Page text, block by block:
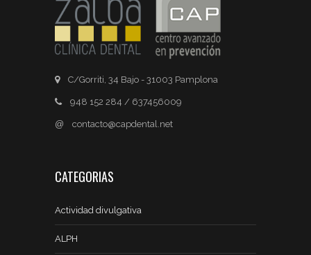
C/Gorriti, 34 Bajo - 31003 Pamplona
948 152 284 / 637456009
@ contacto@capdental.net
CATEGORIAS
Actividad divulgativa
ALPH